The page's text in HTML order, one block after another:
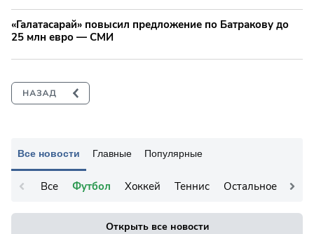
Все новости Главные Популярные
Все Футбол Хоккей Теннис Остальное
Открыть все новости
«Галатасарай» повысил предложение по Батракову до
25 млн евро — СМИ